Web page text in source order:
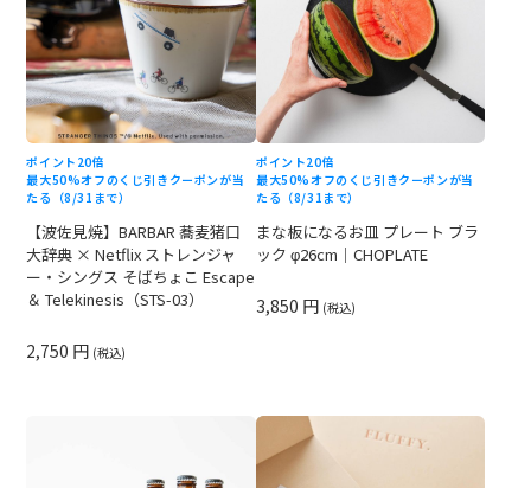
ポイント20倍
最大50%オフのくじ引きクーポンが当
たる（8/31まで）
【波佐見焼】BARBAR 蕎麦猪口
大辞典 × Netflix ストレンジャ
ー・シングス そばちょこ Escape
＆ Telekinesis（STS-03）
2,750 円 (税込)
ポイント20倍
最大50%オフのくじ引きクーポンが当
たる（8/31まで）
まな板になるお皿 プレート ブラ
ック φ26cm｜CHOPLATE
3,850 円 (税込)